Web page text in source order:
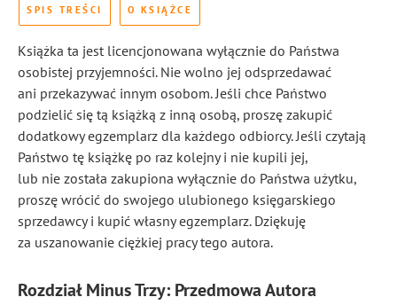
SPIS TREŚCI O KSIĄŻCE
Książka ta jest licencjonowana wyłącznie do Państwa
osobistej przyjemności. Nie wolno jej odsprzedawać
ani przekazywać innym osobom. Jeśli chce Państwo
podzielić się tą książką z inną osobą, proszę zakupić
dodatkowy egzemplarz dla każdego odbiorcy. Jeśli czytają
Państwo tę książkę po raz kolejny i nie kupili jej,
lub nie została zakupiona wyłącznie do Państwa użytku,
proszę wrócić do swojego ulubionego księgarskiego
sprzedawcy i kupić własny egzemplarz. Dziękuję
za uszanowanie ciężkiej pracy tego autora.
Rozdział Minus Trzy: Przedmowa Autora